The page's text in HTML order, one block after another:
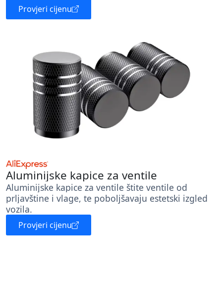
Provjeri cijenu
Aluminijske kapice za ventile
Aluminijske kapice za ventile štite ventile od
prljavštine i vlage, te poboljšavaju estetski izgled
vozila.
Provjeri cijenu